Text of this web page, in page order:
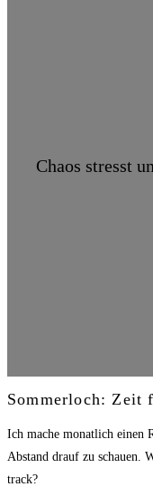
Chaos stresst
Sommerloch: Zeit
Ich mache monatlich einen
Abstand drauf zu schauen.
track?